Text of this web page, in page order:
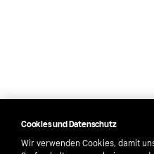
Cookies und Datenschutz
Wir verwenden Cookies, damit